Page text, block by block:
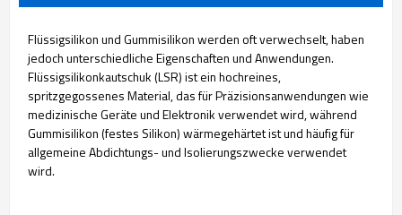
Flüssigsilikon und Gummisilikon werden oft verwechselt, haben
jedoch unterschiedliche Eigenschaften und Anwendungen.
Flüssigsilikonkautschuk (LSR) ist ein hochreines,
spritzgegossenes Material, das für Präzisionsanwendungen wie
medizinische Geräte und Elektronik verwendet wird, während
Gummisilikon (festes Silikon) wärmegehärtet ist und häufig für
allgemeine Abdichtungs- und Isolierungszwecke verwendet
wird.